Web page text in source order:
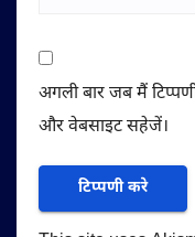
अगली बार जब मैं
और वेबसाइट सहेजें।